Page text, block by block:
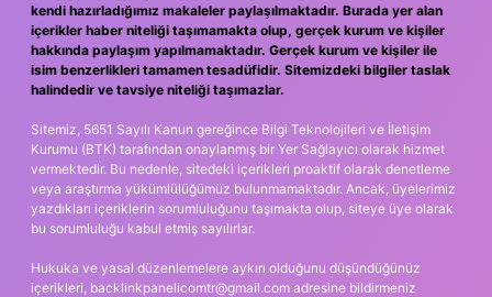
kendi hazırladığımız makaleler paylaşılmaktadır. Burada yer alan
içerikler haber niteliği taşımamakta olup, gerçek kurum ve kişiler
hakkında paylaşım yapılmamaktadır. Gerçek kurum ve kişiler ile
isim benzerlikleri tamamen tesadüfidir. Sitemizdeki bilgiler taslak
halindedir ve tavsiye niteliği taşımazlar.
Sitemiz, 5651 Sayılı Kanun gereğince Bilgi Teknolojileri ve İletişim
Kurumu (BTK) tarafından onaylanmış bir Yer Sağlayıcı olarak hizmet
vermektedir. Bu nedenle, sitedeki içerikleri proaktif olarak denetleme
veya araştırma yükümlülüğümüz bulunmamaktadır. Ancak, üyelerimiz
yazdıkları içeriklerin sorumluluğunu taşımakta olup, siteye üye olarak
bu sorumluluğu kabul etmiş sayılırlar.
Hukuka ve yasal düzenlemelere aykırı olduğunu düşündüğünüz
içerikleri, backlinkpanelicomtr@gmail.com adresine bildirmeniz